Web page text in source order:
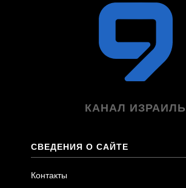
КАНАЛ ИЗРАИЛЬ
СВЕДЕНИЯ О САЙТЕ
Контакты